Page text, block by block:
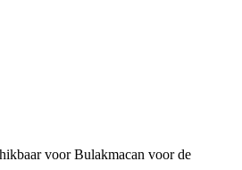
voor Bulakmacan voor de